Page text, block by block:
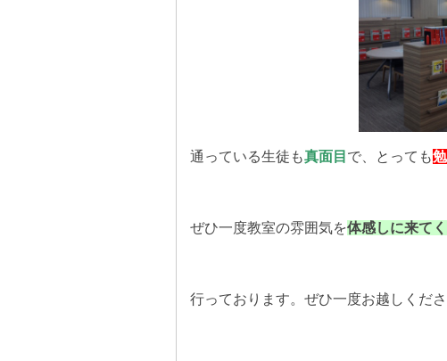
通っている生徒も真面目 で、とっても
ぜひ一度教室の雰囲気を体感しに来てく
行っております。ぜひ一度お越しくだ